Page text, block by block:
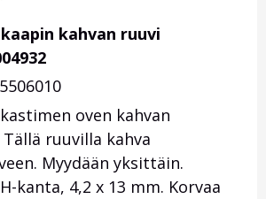
kahvan ruuvi
oven kahvan
ruuvilla kahva
Myydään yksittäin.
kanta, 4,2 x 13 mm. Korvaa